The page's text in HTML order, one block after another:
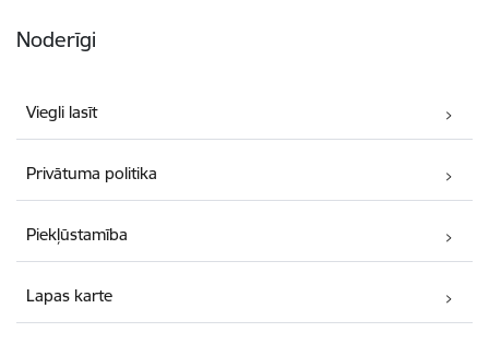
Noderīgi
Viegli lasīt
Privātuma politika
Piekļūstamība
Lapas karte